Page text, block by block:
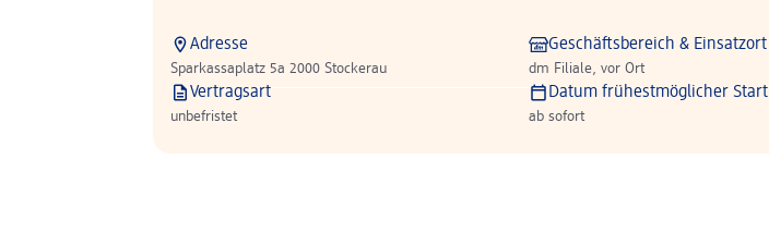
Adresse
Sparkassaplatz 5a 2000 Stockerau
Geschäftsbereich & Einsatzort
dm Filiale, vor Ort
Vertragsart
unbefristet
Datum frühestmöglicher Start
ab sofort